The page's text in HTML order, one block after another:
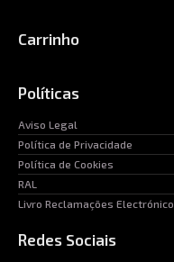
Carrinho
Políticas
Aviso Legal
Política de Privacidade
Política de Cookies
RAL
Livro Reclamações Electrónico
Redes Sociais